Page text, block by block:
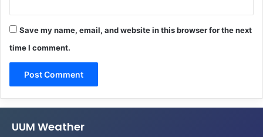
Save my name, email, and website in this browser for the next
time I comment.
UUM Weather